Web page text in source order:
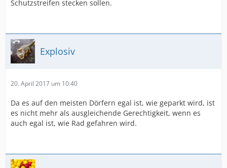
Schutzstreifen stecken sollen.
Explosiv
20. April 2017 um 10:40
Da es auf den meisten Dörfern egal ist, wie geparkt wird, ist
es nicht mehr als ausgleichende Gerechtigkeit, wenn es
auch egal ist, wie Rad gefahren wird.